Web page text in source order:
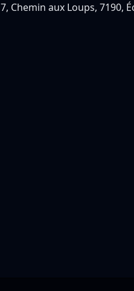
7, Chemin aux Loups, 7190,